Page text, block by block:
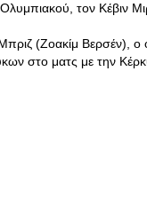
τον Κέβιν
(Ζοακίμ Βερσέν), ο
στο ματς με την